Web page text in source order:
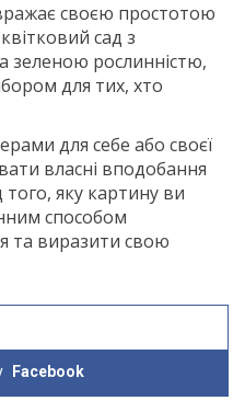
своєю простотою
сад з
зеленою рослинністю,
для тих, хто
для себе або своєї
власні вподобання
яку картину ви
способом
та виразити свою
Facebook